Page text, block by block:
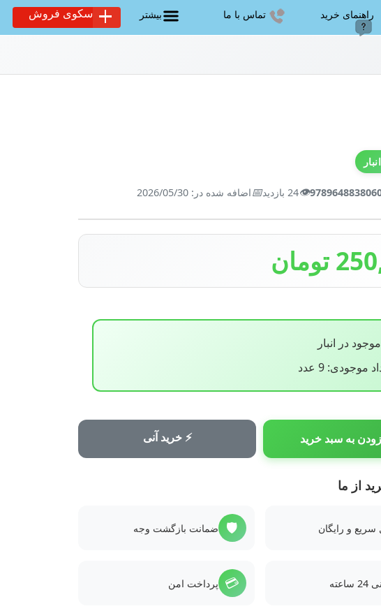
راهنمای خرید تماس با ما بیشتر سکوی فروش
👁️24 بازدید 📅اضافه شده در: 2026/05/30
تومان
در انبار
موجودی: 9 عدد
به سبد خرید ⚡ خرید آنی
از ما
سریع و رایگان 🛡️ ضمانت بازگشت وجه
💳 پرداخت امن